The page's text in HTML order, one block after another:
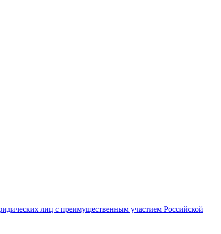
лиц с преимущественным участием Российской